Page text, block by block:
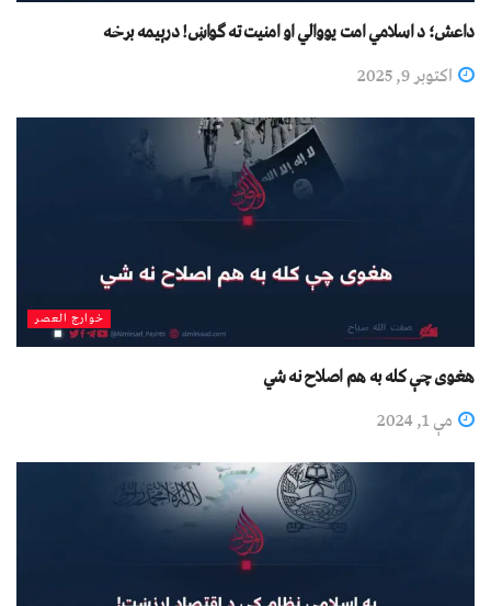
داعش؛ د اسلامي امت یووالي او امنیت ته ګواښ! درېیمه برخه
اکتوبر 9, 2025
خوارج العصر
هغوی چې کله به هم اصلاح نه شي
مې 1, 2024